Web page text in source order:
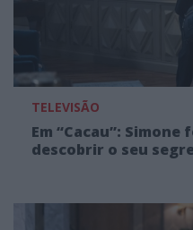
TELEVISÃO
Em “Cacau”: Simone
descobrir o seu